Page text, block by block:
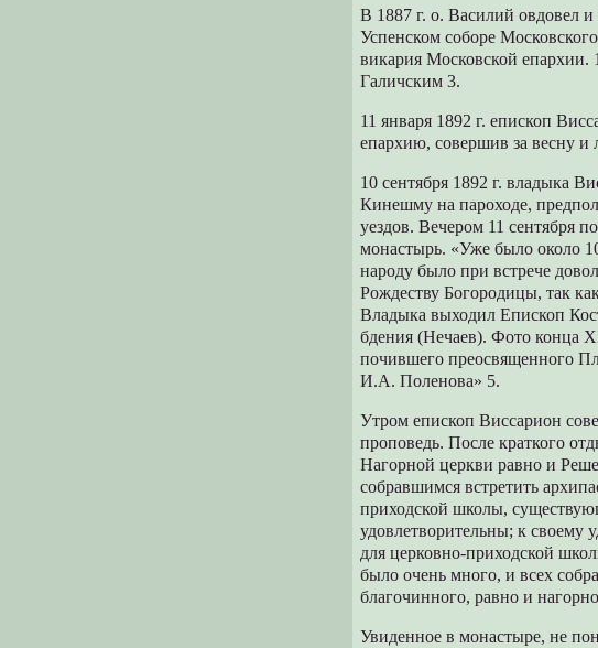
В 1887 г. о. Василий овдовел
Успенском соборе
викария Московской епархии.
Галичским 3.
11 января 1892 г. епископ
епархию, совершив за весну и
10 сентября 1892 г. владыка
Кинешму на пароходе,
уездов. Вечером 11 сентября
монастырь. «Уже было около
народу было при встрече
Рождеству Богородицы, так
Владыка выходил Епископ
бдения (Нечаев). Фото конца
почившего преосвященного
И.А. Поленова» 5.
Утром епископ Виссарион
проповедь. После краткого
Нагорной церкви равно и
собравшимся встретить
приходской школы,
удовлетворительны; к своему
для церковно-приходской
было очень много, и всех
благочинного, равно и
Увиденное в монастыре, не